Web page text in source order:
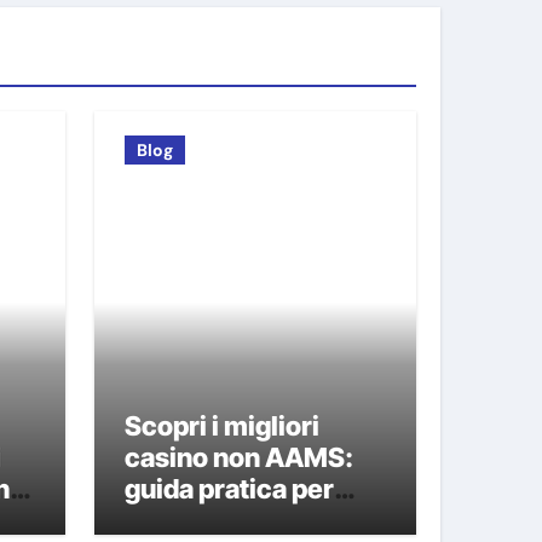
Blog
Scopri i migliori
casino non AAMS:
guida pratica per